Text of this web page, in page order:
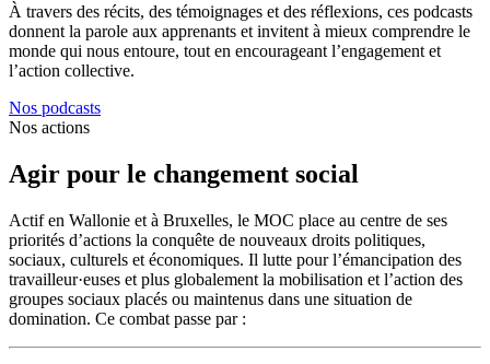
À travers des récits, des témoignages et des réflexions, ces podcasts
donnent la parole aux apprenants et invitent à mieux comprendre le
monde qui nous entoure, tout en encourageant l’engagement et
l’action collective.
Nos podcasts
Nos actions
Agir pour le changement social
Actif en Wallonie et à Bruxelles, le MOC place au centre de ses
priorités d’actions la conquête de nouveaux droits politiques,
sociaux, culturels et économiques. Il lutte pour l’émancipation des
travailleur·euses et plus globalement la mobilisation et l’action des
groupes sociaux placés ou maintenus dans une situation de
domination. Ce combat passe par :